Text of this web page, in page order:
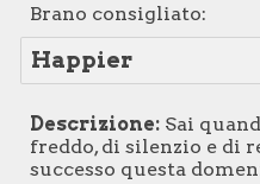
Brano consigliato:
Happier
Descrizione: Sai
freddo, di silenzio e di
successo questa